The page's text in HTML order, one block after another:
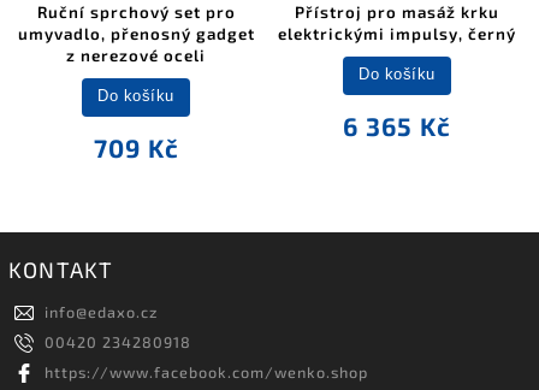
Ruční sprchový set pro
umyvadlo, přenosný gadget
z nerezové oceli
709 Kč
Do košíku
Přístroj pro masáž krku
elektrickými impulsy, černý
6 365 Kč
Do košíku
KONTAKT
info@edaxo.cz
00420 234280918
https://www.facebook.com/wenko.shop